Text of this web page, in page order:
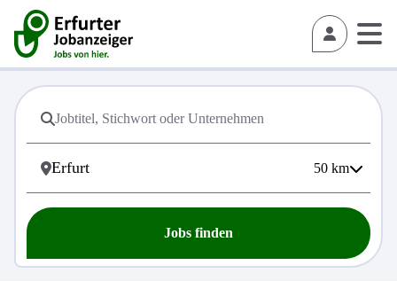
50 km
Jobs finden